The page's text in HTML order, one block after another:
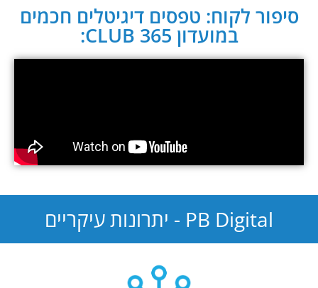
סיפור לקוח: טפסים דיגיטלים חכמים
במועדון CLUB 365:
PB Digital - יתרונות עיקריים